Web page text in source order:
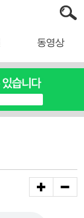
동영상